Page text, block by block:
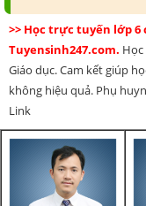
>> Học trực tuyến lớp
Tuyensinh247.com.
Giáo dục. Cam kết giúp
không hiệu quả. Phụ
Link